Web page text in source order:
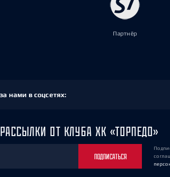
Партнёр
нами в соцсетях:
ОТ КЛУБА ХК «ТОРПЕДО»
ПОДПИСАТЬСЯ